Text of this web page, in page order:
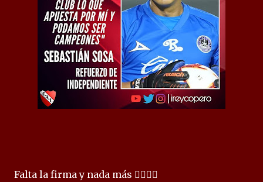
Falta la firma y nada más ✍🏻🇦🇹